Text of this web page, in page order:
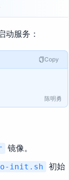
动服务：
Copy
陈明勇
镜像。
init.sh
初始